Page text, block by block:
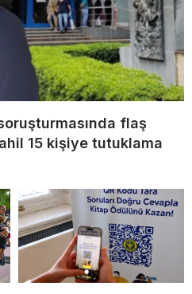
flaş
15 kişiye tutuklama